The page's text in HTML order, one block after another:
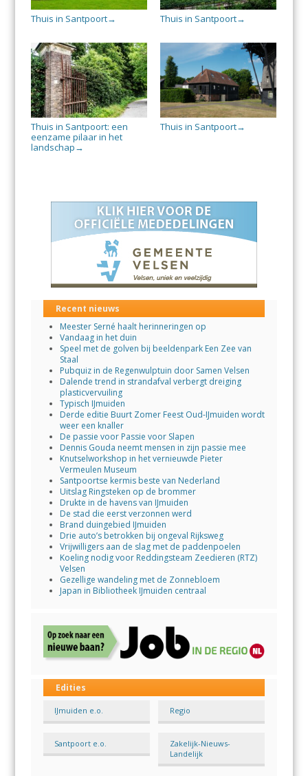
Thuis in Santpoort→ Thuis in Santpoort→
Thuis in Santpoort: een
eenzame pilaar in het
landschap →
Thuis in Santpoort→
Recent nieuws
Meester Serné haalt herinneringen op
Vandaag in het duin
Speel met de golven bij beeldenpark Een Zee van
Staal
Pubquiz in de Regenwulptuin door Samen Velsen
Dalende trend in strandafval verbergt dreiging
plasticvervuiling
Typisch IJmuiden
Derde editie Buurt Zomer Feest Oud-IJmuiden wordt
weer een knaller
De passie voor Passie voor Slapen
Dennis Gouda neemt mensen in zijn passie mee
Knutselworkshop in het vernieuwde Pieter
Vermeulen Museum
Santpoortse kermis beste van Nederland
Uitslag Ringsteken op de brommer
Drukte in de havens van IJmuiden
De stad die eerst verzonnen werd
Brand duingebied IJmuiden
Drie auto’s betrokken bij ongeval Rijksweg
Vrijwilligers aan de slag met de paddenpoelen
Koeling nodig voor Reddingsteam Zeedieren (RTZ)
Velsen
Gezellige wandeling met de Zonnebloem
Japan in Bibliotheek IJmuiden centraal
Edities
IJmuiden e.o. Regio
Santpoort e.o.
Zakelijk-Nieuws-
Landelijk